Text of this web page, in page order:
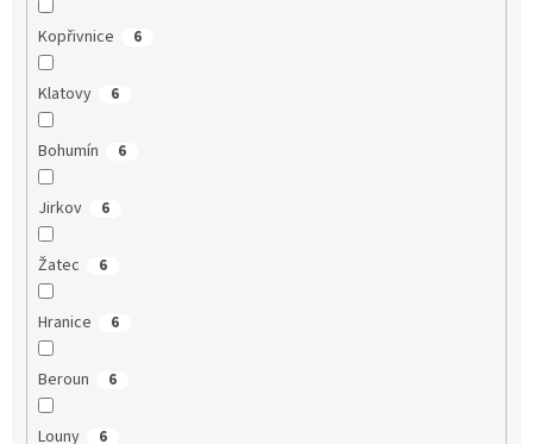
Kopřivnice 6
Klatovy 6
Bohumín 6
Jirkov 6
Žatec 6
Hranice 6
Beroun 6
Louny 6